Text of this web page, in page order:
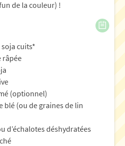
de la couleur) !
cuits*
râpée
(optionnel)
blé (ou de graines de lin
d’échalotes déshydratées